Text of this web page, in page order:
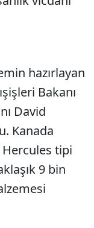
hazırlayan
Bakanı
David
Kanada
Hercules tipi
9 bin